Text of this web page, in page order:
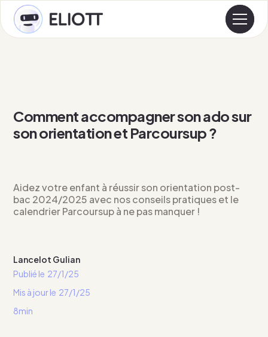
Comment accompagner son ado sur
son orientation et Parcoursup ?
Aidez votre enfant à réussir son orientation post-
bac 2024/2025 avec nos conseils pratiques et le
calendrier Parcoursup à ne pas manquer !
Lancelot Gulian
Publié le 27/1/25
Mis à jour le 27/1/25
8min